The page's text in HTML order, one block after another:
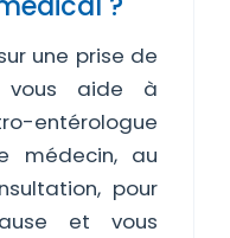
une prise de
vous aide à
entérologue
médecin, au
pour
et vous